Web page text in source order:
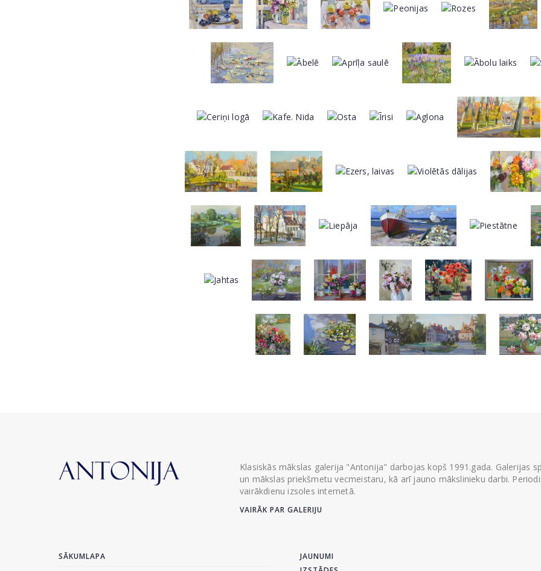
Klasiskās mākslas galerija "Antonija" darbojas kopš 1991.gada. Galerijas
un mākslas priekšmetu vecmeistaru, kā arī jauno mākslinieku darbi.
vairākdienu izsoles internetā.
VAIRĀK PAR GALERIJU
SĀKUMLAPA
JAUNUMI